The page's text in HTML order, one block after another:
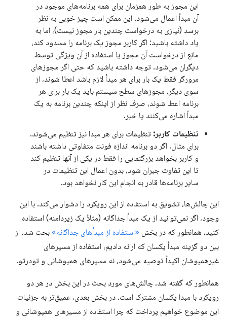
این مجوز به طور همزمان برای همه برنامه‌های موجود در
آن مبدأ اعمال می‌شود. این ممکن است چیز خوبی به نظر
برسد (نیازی به درخواست چندین بار مجوز نیست)، اما به
یاد داشته باشید: اگر کاربر مجوز یک برنامه را مسدود کند،
مانع از درخواست آن مجوز یا استفاده از آن ویژگی توسط
دیگران می‌شود. توجه داشته باشید که حتی اگر مجوزهای
مرورگر فقط یک بار برای هر مبدأ لازم باشد اعطا شوند، از
سوی دیگر، مجوزهای سطح سیستم باید یک بار برای هر
برنامه اعطا شوند، صرف نظر از اینکه چندین برنامه به یک
مبدأ اشاره می‌کنند یا خیر.
تنظیمات کاربر: تنظیمات برای هر مبدا نیز تنظیم می‌شوند.
برای مثال، اگر دو برنامه اندازه فونت متفاوتی داشته باشند
و کاربر بخواهد بزرگنمایی را فقط در یکی از آنها تنظیم کند
تا این تفاوت جبران شود، بدون اعمال این تنظیمات در
سایر برنامه‌ها قادر به انجام این کار نخواهد بود.
این چالش‌ها، تشویق به استفاده از این رویکرد را دشوار می‌کند. با این
وجود، اگر نمی‌توانید از یک مبدأ جداگانه (مثلاً یک زیردامنه) استفاده
کنید، همانطور که در بخش «استفاده از مبدأهای جداگانه» بحث شد، از
بین دو گزینه مبدأ یکسان که ارائه دادیم، استفاده از مسیرهای
غیرهمپوشان اکیداً توصیه می‌شود، نه مسیرهای همپوشانی و تودرتو.
همانطور که گفته شد، چالش‌های مورد بحث در این بخش در هر دو
رویکرد با مبدا یکسان مشترک است. در بخش بعدی، عمیق‌تر به جزئیات
این موضوع خواهیم پرداخت که چرا استفاده از مسیرهای همپوشانی و